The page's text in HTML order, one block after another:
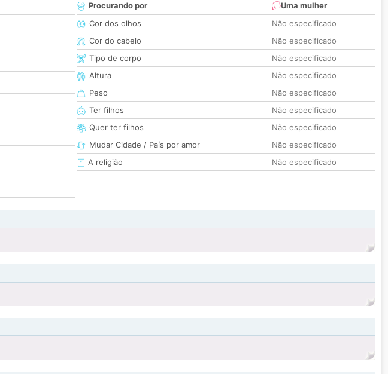
Procurando por
Uma mulher
Cor dos olhos
Não especificado
Cor do cabelo
Não especificado
Tipo de corpo
Não especificado
Altura
Não especificado
Peso
Não especificado
Ter filhos
Não especificado
Quer ter filhos
Não especificado
Mudar Cidade / País por amor
Não especificado
A religião
Não especificado